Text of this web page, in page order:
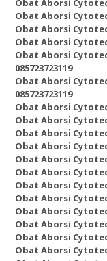
Obat Aborsi Cytotec
Obat Aborsi
Obat Aborsi
Obat Aborsi
085723723119
Obat Aborsi
085723723119
Obat Aborsi Cytotec
Obat Aborsi Cytotec
Obat Aborsi Cytotec
Obat Aborsi Cytotec
Obat Aborsi Cytotec
Obat Aborsi Cytotec
Obat Aborsi Cytotec
Obat Aborsi
Obat Aborsi Cytotec
Obat Aborsi Cytotec
Obat Aborsi Cytotec
Obat Aborsi Cytotec